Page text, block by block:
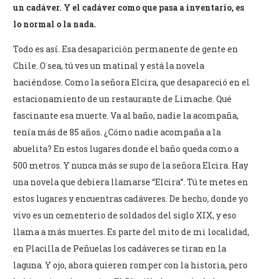
un cadáver. Y el cadáver como que pasa a inventario, es
lo normal o la nada.
Todo es así. Esa desaparición permanente de gente en
Chile. O sea, tú ves un matinal y está la novela
haciéndose. Como la señora Elcira, que desapareció en el
estacionamiento de un restaurante de Limache. Qué
fascinante esa muerte. Va al baño, nadie la acompaña,
tenía más de 85 años. ¿Cómo nadie acompaña a la
abuelita? En estos lugares donde el baño queda como a
500 metros. Y nunca más se supo de la señora Elcira. Hay
una novela que debiera llamarse “Elcira”. Tú te metes en
estos lugares y encuentras cadáveres. De hecho, donde yo
vivo es un cementerio de soldados del siglo XIX, y eso
llama a más muertes. Es parte del mito de mi localidad,
en Placilla de Peñuelas los cadáveres se tiran en la
laguna. Y ojo, ahora quieren romper con la historia, pero